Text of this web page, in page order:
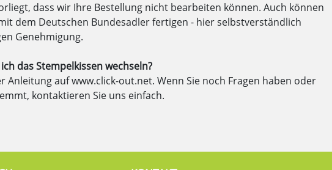
dass wir Ihre Bestellung nicht bearbeiten können. Auch können
dem Deutschen Bundesadler fertigen - hier selbstverständlich
Genehmigung.
das Stempelkissen wechseln?
Anleitung auf www.click-out.net. Wenn Sie noch Fragen haben oder
kontaktieren Sie uns einfach.